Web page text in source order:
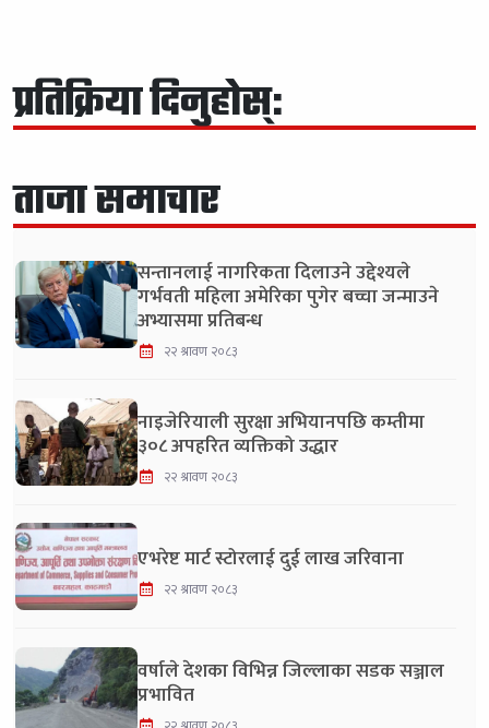
प्रतिक्रिया दिनुहोस्:
ताजा समाचार
सन्तानलाई नागरिकता दिलाउने उद्देश्यले
गर्भवती महिला अमेरिका पुगेर बच्चा जन्माउने
अभ्यासमा प्रतिबन्ध
२२ श्रावण २०८३
नाइजेरियाली सुरक्षा अभियानपछि कम्तीमा
३०८ अपहरित व्यक्तिको उद्धार
२२ श्रावण २०८३
एभरेष्ट मार्ट स्टोरलाई दुई लाख जरिवाना
२२ श्रावण २०८३
वर्षाले देशका विभिन्न जिल्लाका सडक सञ्जाल
प्रभावित